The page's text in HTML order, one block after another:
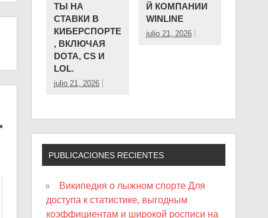
ТЫ НА
СТАВКИ В
КИБЕРСПОРТЕ
, ВКЛЮЧАЯ
DOTA, CS И
LOL.
julio 21, 2026
Й КОМПАНИИ ️
WINLINE
julio 21, 2026
PUBLICACIONES RECIENTES
Википедия о лыжном спорте Для
доступа к статистике, выгодным
коэффициентам и широкой росписи на